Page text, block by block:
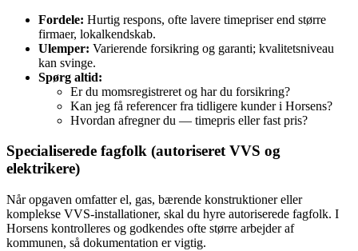
Fordele: Hurtig respons, ofte lavere timepriser end større
firmaer, lokalkendskab.
Ulemper: Varierende forsikring og garanti; kvalitetsniveau
kan svinge.
Spørg altid:
Er du momsregistreret og har du forsikring?
Kan jeg få referencer fra tidligere kunder i Horsens?
Hvordan afregner du — timepris eller fast pris?
Specialiserede fagfolk (autoriseret VVS og
elektrikere)
Når opgaven omfatter el, gas, bærende konstruktioner eller
komplekse VVS‑installationer, skal du hyre autoriserede fagfolk. I
Horsens kontrolleres og godkendes ofte større arbejder af
kommunen, så dokumentation er vigtig.